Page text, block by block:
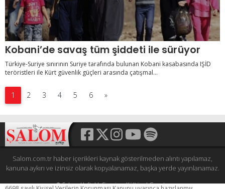
Kobani’de savaş tüm şiddeti ile sürüyor
Türkiye-Suriye sınırının Suriye tarafında bulunan Kobani kasabasında IŞİD
teröristleri ile Kürt güvenlik güçleri arasında çatışmal...
1 2 3 4 5 6 »
Salom.com.tr haber içerikleri kaynak gösterilmeden alıntı yapılamaz,
kanuna aykırı ve izinsiz olarak kopyalanamaz, başka yerde yayınlanamaz.
© Şalom Haftalık Siyasi ve Kültürel Gazete